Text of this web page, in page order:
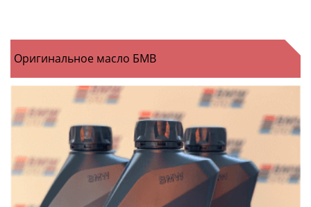
Оригинальное масло БМВ